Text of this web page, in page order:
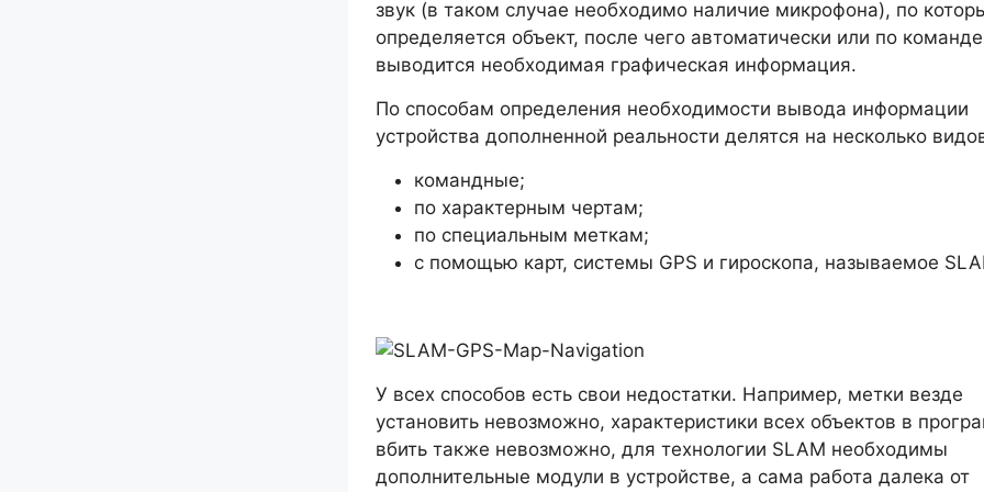
звук (в таком случае необходимо наличие микрофона), по
определяется объект, после чего автоматически или по команде
выводится необходимая графическая информация.
По способам определения необходимости вывода информации
устройства дополненной реальности делятся на несколько
командные;
по характерным чертам;
по специальным меткам;
с помощью карт, системы GPS и гироскопа, называемое
У всех способов есть свои недостатки. Например, метки везде
установить невозможно, характеристики всех объектов в
вбить также невозможно, для технологии SLAM необходимы
дополнительные модули в устройстве, а сама работа далека от